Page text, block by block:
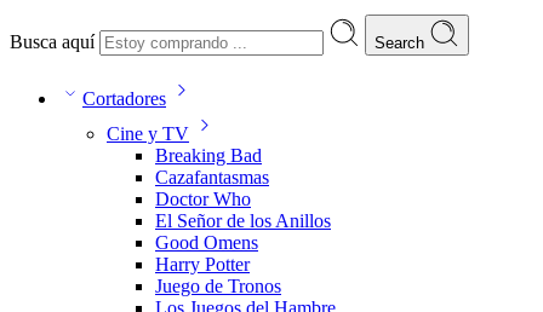
Busca aquí Search
Cortadores
Cine y TV
Breaking Bad
Cazafantasmas
Doctor Who
El Señor de los Anillos
Good Omens
Harry Potter
Juego de Tronos
Los Juegos del Hambre